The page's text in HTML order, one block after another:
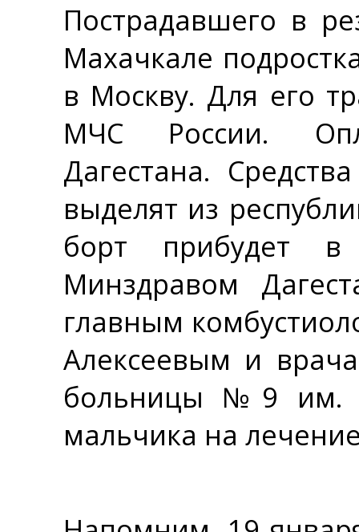
Пострадавшего в
Махачкале
в Москву. Для его
МЧС России.
Дагестана.
выделят из
борт прибудет
Минздравом
главным
Алексеевым и
больницы №9 им.
мальчика на